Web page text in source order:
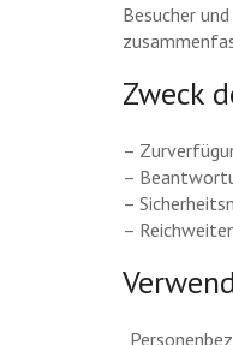
Besucher
Zweck
–
–
–
–